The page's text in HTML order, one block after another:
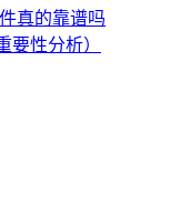
真的靠谱吗
要性分析）